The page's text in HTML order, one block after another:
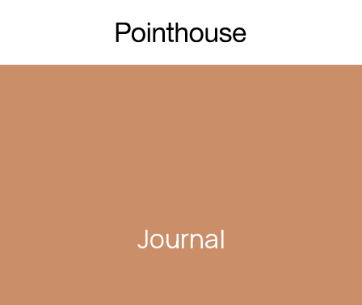
Journal